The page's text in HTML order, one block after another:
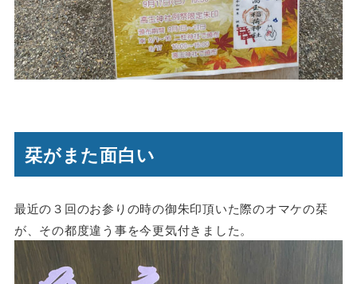
栞がまた面白い
最近の３回のお参りの時の御朱印頂いた際のオマケの栞
が、その都度違う事を今更気付きました。